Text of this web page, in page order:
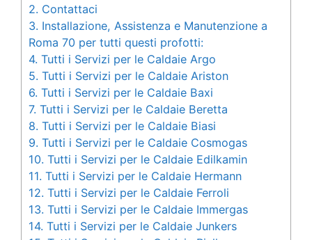
2. Contattaci
3. Installazione, Assistenza e Manutenzione a
Roma 70 per tutti questi profotti:
4. Tutti i Servizi per le Caldaie Argo
5. Tutti i Servizi per le Caldaie Ariston
6. Tutti i Servizi per le Caldaie Baxi
7. Tutti i Servizi per le Caldaie Beretta
8. Tutti i Servizi per le Caldaie Biasi
9. Tutti i Servizi per le Caldaie Cosmogas
10. Tutti i Servizi per le Caldaie Edilkamin
11. Tutti i Servizi per le Caldaie Hermann
12. Tutti i Servizi per le Caldaie Ferroli
13. Tutti i Servizi per le Caldaie Immergas
14. Tutti i Servizi per le Caldaie Junkers